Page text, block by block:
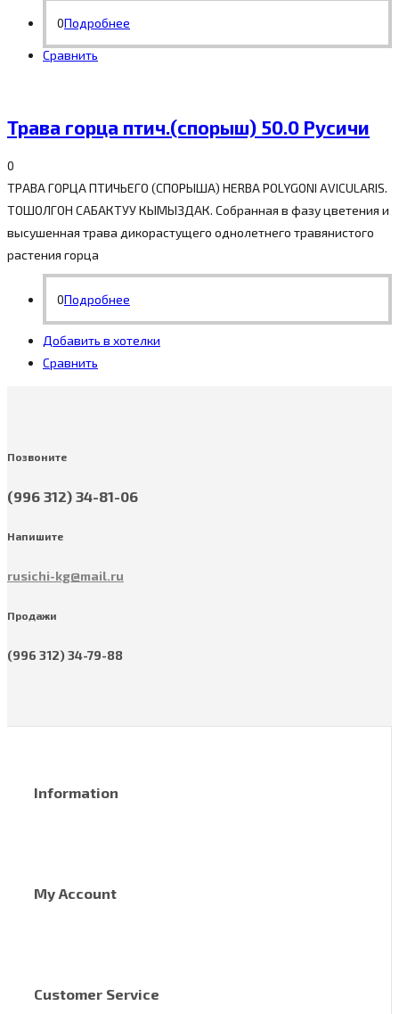
0Подробнее
Сравнить
Трава горца птич.(спорыш) 50.0 Русичи
0
ТРАВА ГОРЦА ПТИЧЬЕГО (СПОРЫША) HERBA POLYGONI AVICULARIS.
ТОШОЛГОН САБАКТУУ КЫМЫЗДАК. Собранная в фазу цветения и
высушенная трава дикорастущего однолетнего травянистого
растения горца
0Подробнее
Добавить в хотелки
Сравнить
Позвоните
(996 312) 34-81-06
Напишите
rusichi-kg@mail.ru
Продажи
(996 312) 34-79-88
Information
My Account
Customer Service